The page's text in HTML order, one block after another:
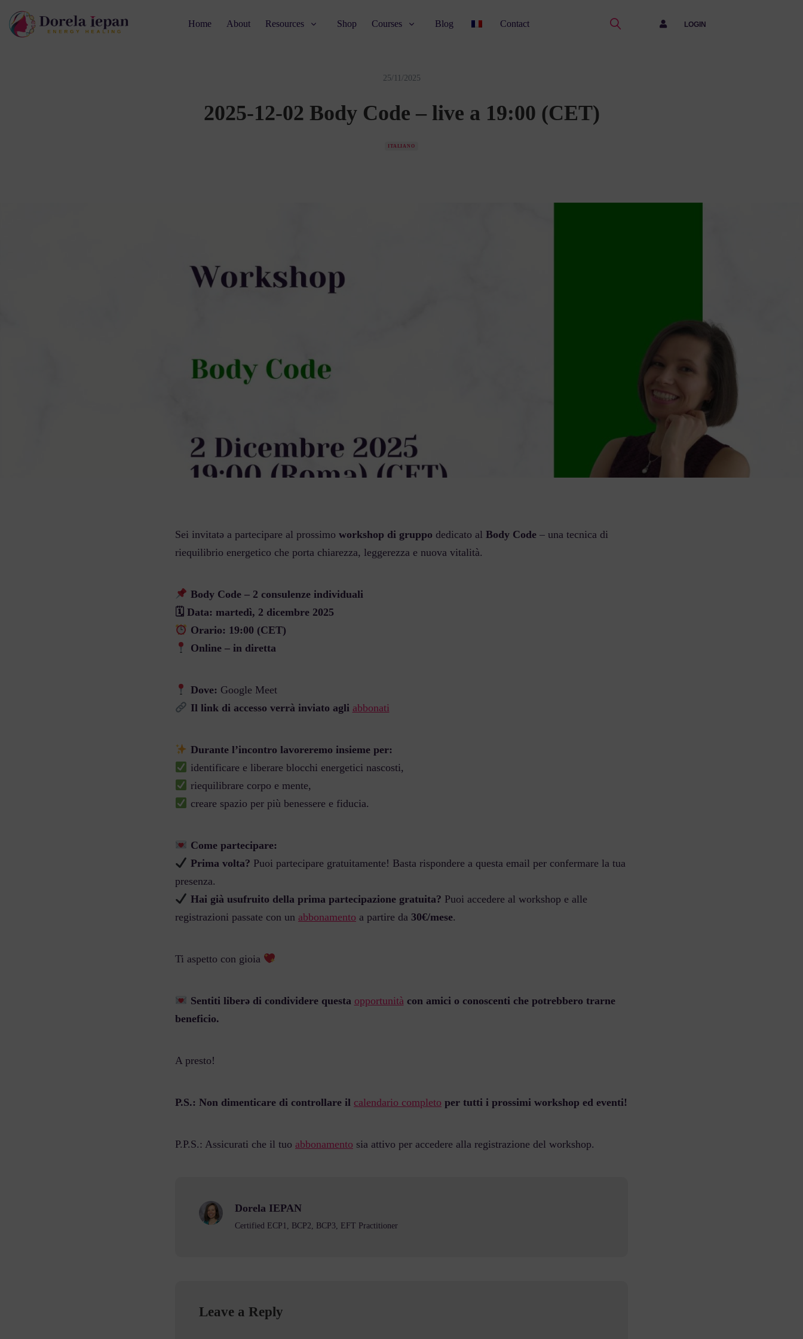
Home About Resources Shop Courses Blog Contact LOGIN
25/11/2025
2025-12-02 Body Code – live a 19:00 (CET)
ITALIANO
Sei invitatǝ a partecipare al prossimo workshop di gruppo dedicato al Body Code – una tecnica di
riequilibrio energetico che porta chiarezza, leggerezza e nuova vitalità.
Body Code – 2 consulenze individuali
🗓 Data: martedì, 2 dicembre 2025
Orario: 19:00 (CET)
Online – in diretta
Dove: Google Meet
Il link di accesso verrà inviato agli abbonati
Durante l’incontro lavoreremo insieme per:
identificare e liberare blocchi energetici nascosti,
riequilibrare corpo e mente,
creare spazio per più benessere e fiducia.
Come partecipare:
Prima volta? Puoi partecipare gratuitamente! Basta rispondere a questa email per confermare la tua
presenza.
Hai già usufruito della prima partecipazione gratuita? Puoi accedere al workshop e alle
registrazioni passate con un abbonamento a partire da 30€/mese.
Ti aspetto con gioia
Sentiti liberǝ di condividere questa opportunitàcon amici o conoscenti che potrebbero trarne
beneficio.
A presto!
P.S.: Non dimenticare di controllare il calendario completo per tutti i prossimi workshop ed eventi!
P.P.S.: Assicurati che il tuo abbonamento sia attivo per accedere alla registrazione del workshop.
Dorela IEPAN
Certified ECP1, BCP2, BCP3, EFT Practitioner
Leave a Reply